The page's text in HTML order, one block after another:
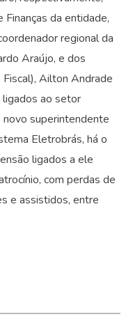
da entidade,
regional da
Araújo, e dos
Ailton Andrade
ligados ao setor
superintendente
Eletrobrás, há o
ligados a ele
com perdas de
e assistidos, entre